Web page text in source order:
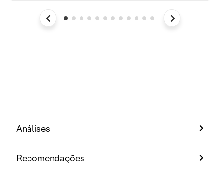
Análises
Recomendações